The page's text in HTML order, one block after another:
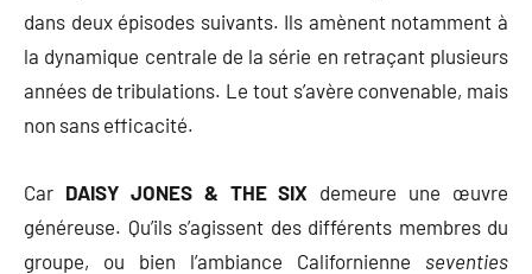
dans deux épisodes suivants. Ils amènent notamment à
la dynamique centrale de la série en retraçant plusieurs
années de tribulations. Le tout s’avère convenable, mais
non sans efficacité.
Car DAISY JONES & THE SIX demeure une œuvre
généreuse. Qu’ils s’agissent des différents membres du
groupe, ou bien l’ambiance Californienne seventies